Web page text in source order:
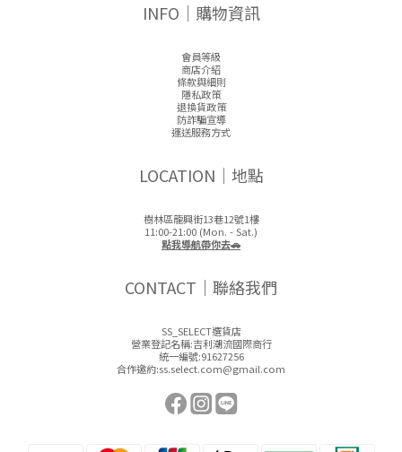
INFO｜購物資訊
會員等級
商店介紹
條款與細則
隱私政策
退換貨政策
防詐騙宣導
運送服務方式
LOCATION｜地點
樹林區龍興街13巷12號1樓
11:00-21:00 (Mon. - Sat.)
點我導航帶你去🚗
CONTACT｜聯絡我們
SS_SELECT選貨店
營業登記名稱:吉利潮流國際商行
統一編號:91627256
合作邀約:ss.select.com@gmail.com